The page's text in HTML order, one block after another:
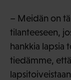
– Meidän on
tilanteeseen,
hankkia lapsia
tiedämme,